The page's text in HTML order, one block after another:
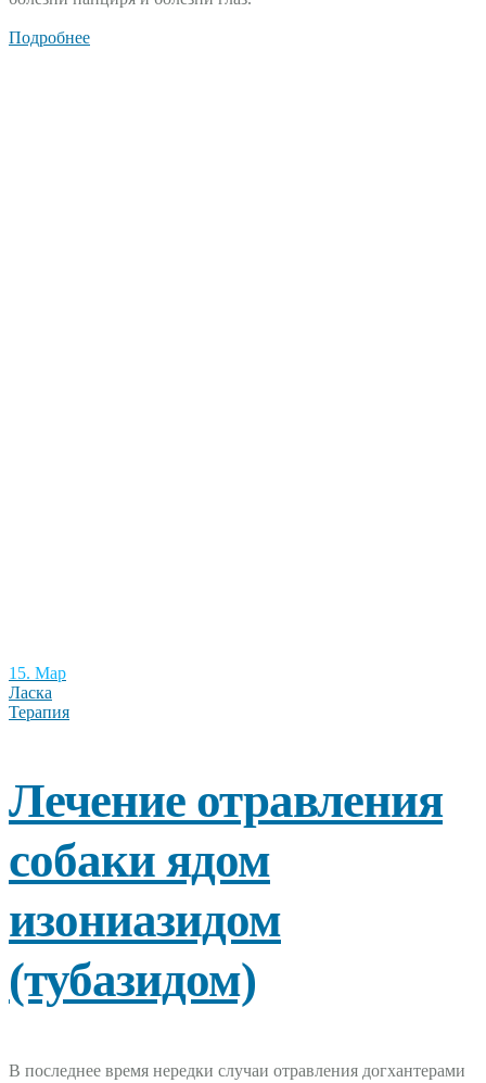
Подробнее
15. Мар
Ласка
Терапия
Лечение отравления
собаки ядом
изониазидом
(тубазидом)
В последнее время нередки случаи отравления догхантерами